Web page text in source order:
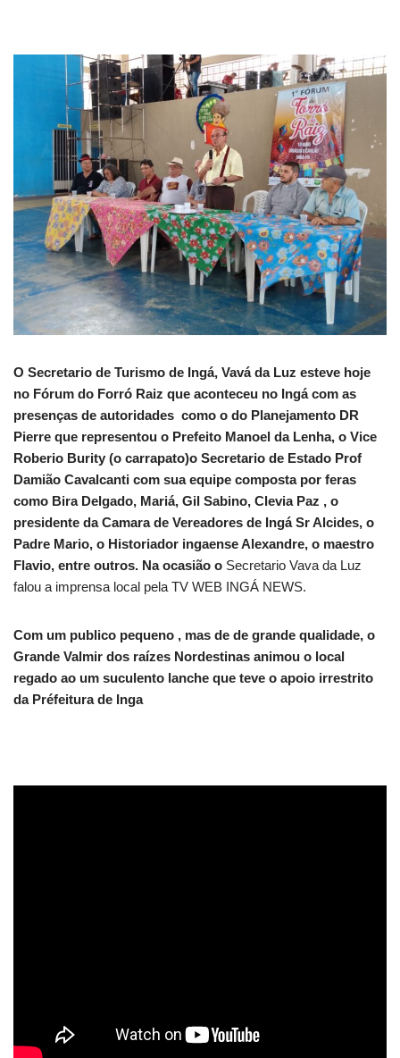
O Secretario de Turismo de Ingá, Vavá da Luz esteve hoje
no Fórum do Forró Raiz que aconteceu no Ingá com as
presenças de autoridades como o do Planejamento DR
Pierre que representou o Prefeito Manoel da Lenha, o Vice
Roberio Burity (o carrapato)o Secretario de Estado Prof
Damião Cavalcanti com sua equipe composta por feras
como Bira Delgado, Mariá, Gil Sabino, Clevia Paz , o
presidente da Camara de Vereadores de Ingá Sr Alcides, o
Padre Mario, o Historiador ingaense Alexandre, o maestro
Flavio, entre outros. Na ocasião o Secretario Vava da Luz
falou a imprensa local pela TV WEB INGÁ NEWS.
Com um publico pequeno , mas de de grande qualidade, o
Grande Valmir dos raízes Nordestinas animou o local
regado ao um suculento lanche que teve o apoio irrestrito
da Préfeitura de Inga